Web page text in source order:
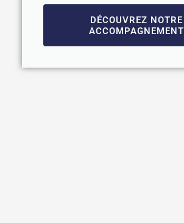
DÉCOUVREZ NOTRE
ACCOMPAGNEMENT